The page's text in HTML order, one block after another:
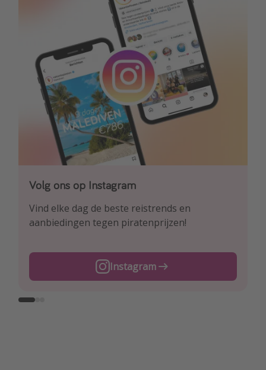
Volg ons op Instagram
Vind elke dag de beste reistrends en
aanbiedingen tegen piratenprijzen!
Instagram
Volg ons op Facebook
Ontdek onze dagelijkse reis- en
vluchtaanbiedingen tegen piratenprijzen!
Facebook
Volg ons op TikTok
Voor de heetste deals en beste reis-hacks!
TikTok